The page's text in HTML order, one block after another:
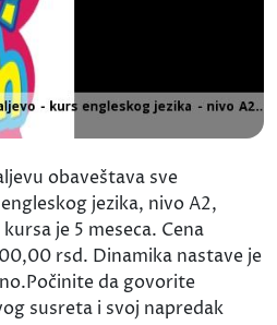
obaveštava sve
jezika, nivo A2,
je 5 meseca. Cena
rsd. Dinamika nastave je
da govorite
susreta i svoj napredak